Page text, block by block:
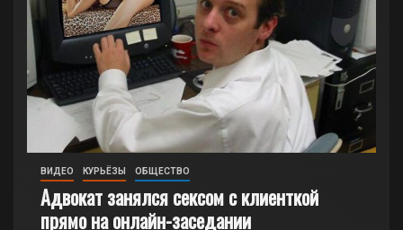
ВИДЕО КУРЬЁЗЫ ОБЩЕСТВО
Адвокат занялся сексом с клиенткой
прямо на онлайн-заседании